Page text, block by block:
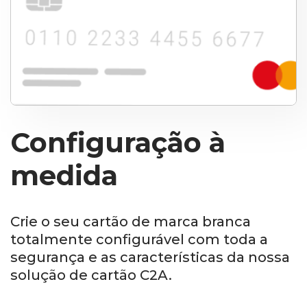
Configuração à
medida
Crie o seu cartão de marca branca
totalmente configurável com toda a
segurança e as características da nossa
solução de cartão C2A.